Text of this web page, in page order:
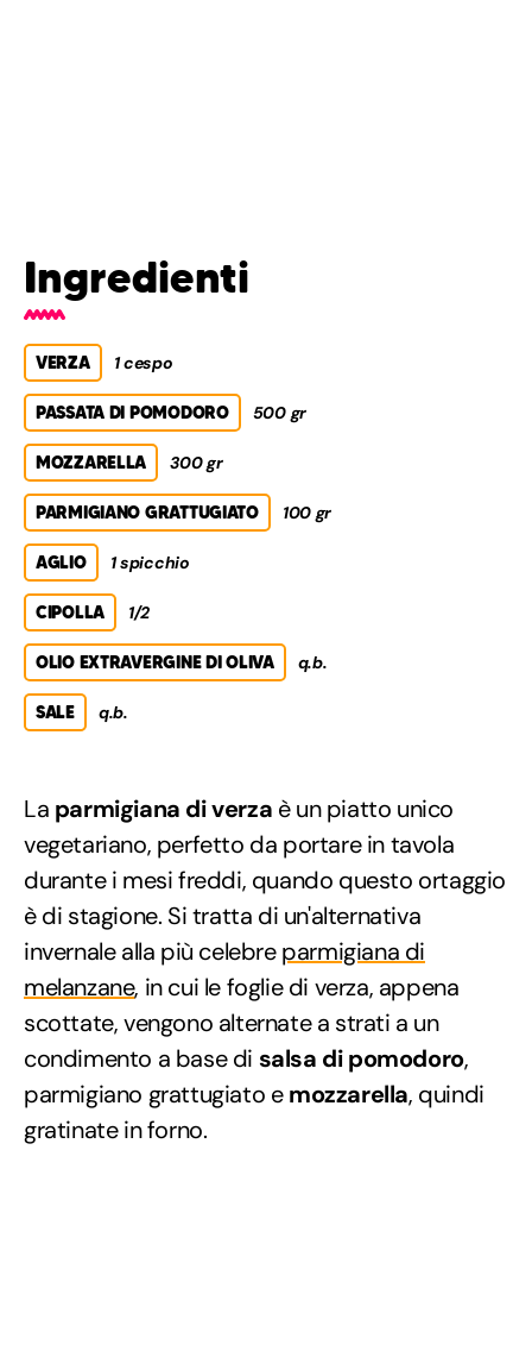
Ingredienti
VERZA 1 cespo
PASSATA DI POMODORO 500 gr
MOZZARELLA 300 gr
PARMIGIANO GRATTUGIATO 100 gr
AGLIO 1 spicchio
CIPOLLA 1/2
OLIO EXTRAVERGINE DI OLIVA q.b.
SALE q.b.
La parmigiana di verza è un piatto unico
vegetariano, perfetto da portare in tavola
durante i mesi freddi, quando questo ortaggio
è di stagione. Si tratta di un'alternativa
invernale alla più celebreparmigiana di
melanzane, in cui le foglie di verza, appena
scottate, vengono alternate a strati a un
condimento a base di salsa di pomodoro,
parmigiano grattugiato emozzarella, quindi
gratinate in forno.